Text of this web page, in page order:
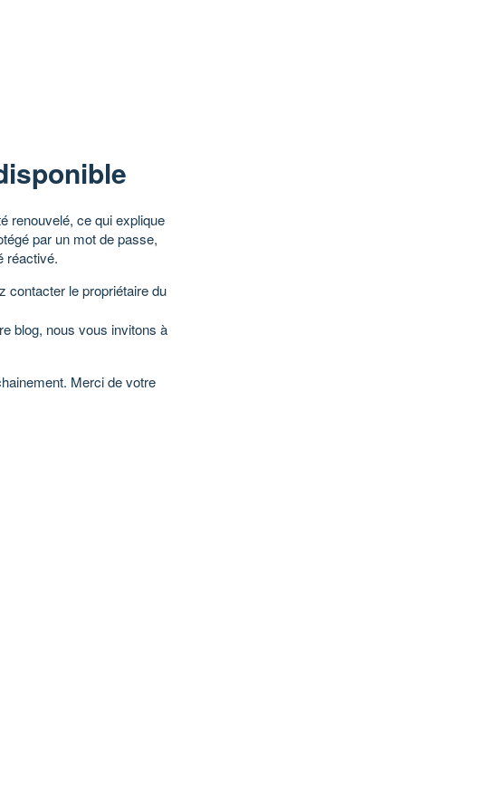
renouvelé, ce qui explique
par un mot de passe,
réactivé.
contacter le propriétaire du
blog, nous vous invitons à
Merci de votre